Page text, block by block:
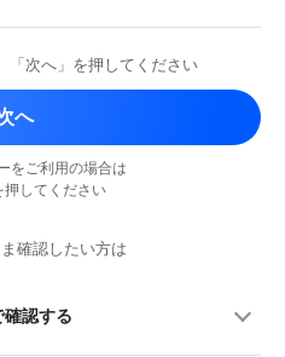
「次へ」を押してください
へ
を ご利用の場合は
押してください
確認したい方は
認する